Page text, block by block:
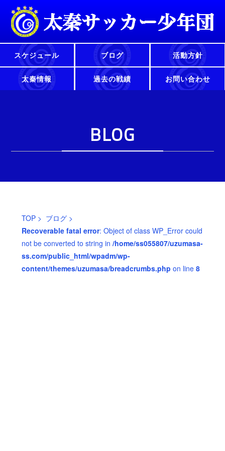
スケジュール ブログ 活動方針
太秦情報 過去の戦績 お問い合わせ
BLOG
TOP> ブログ>
Recoverable fatal error: Object of class WP_Error could
not be converted to string in /home/ss055807/uzumasa-
ss.com/public_html/wpadm/wp-
content/themes/uzumasa/breadcrumbs.php on line 8